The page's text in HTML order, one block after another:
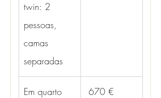
twin: 2
pessoas,
camas
separadas
Em quarto
670 €